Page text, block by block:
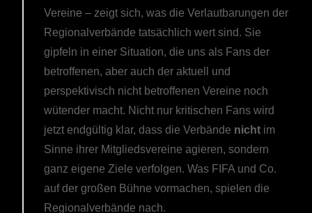
Vereine – zeigt sich, was die Verlautbarungen der
Regionalverbände tatsächlich wert sind. Sie
gipfeln in einer Situation, die uns als Fans der
betroffenen, aber auch der aktuell und
perspektivisch nicht betroffenen Vereine noch
wütender macht. Nicht nur kritischen Fans wird
jetzt endgültig klar, dass die Verbände nichtim
Sinne ihrer Mitgliedsvereine agieren, sondern
ganz eigene Ziele verfolgen. Was FIFA und Co.
auf der großen Bühne vormachen, spielen die
Regionalverbände nach.